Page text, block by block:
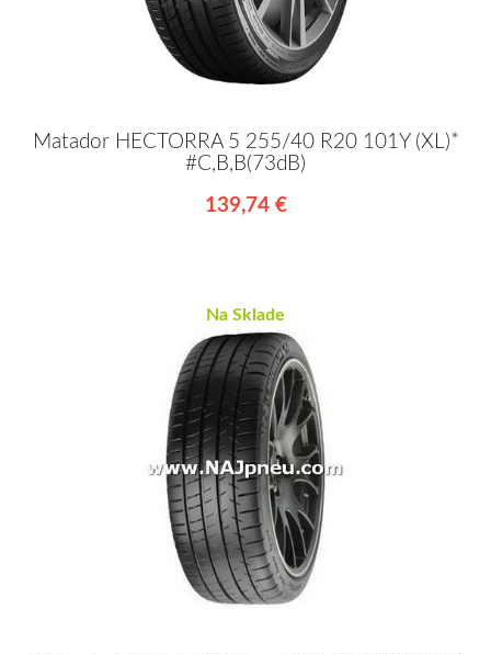
Matador HECTORRA 5 255/40 R20 101Y (XL)*
#C,B,B(73dB)
139,74 €
Na Sklade